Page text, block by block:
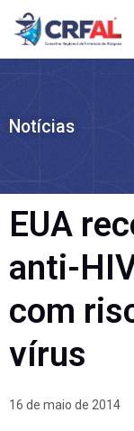
Ir
para
Notícias
EUA
anti-
com
vírus
16 de maio de 2014